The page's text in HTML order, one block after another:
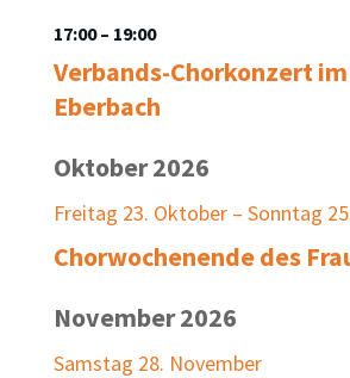
17:00– 19:00
Verbands-Chorkonzert
Eberbach
Oktober 2026
Freitag 23. Oktober– Sonntag
Chorwochenende des
November 2026
Samstag 28. November